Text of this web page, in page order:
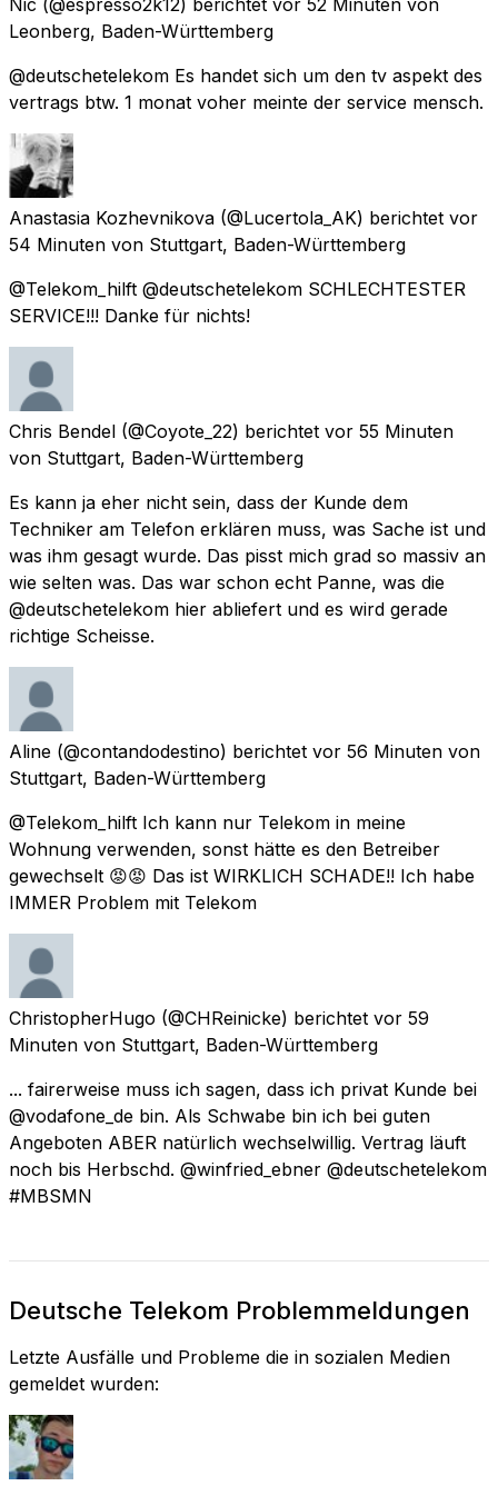
Leonberg, Baden-Württemberg
@deutschetelekom Es handet sich um den tv aspekt des
vertrags btw. 1 monat voher meinte der service mensch.
Anastasia Kozhevnikova (@Lucertola_AK) berichtet vor
54 Minuten von Stuttgart, Baden-Württemberg
@Telekom_hilft @deutschetelekom SCHLECHTESTER
SERVICE!!! Danke für nichts!
Chris Bendel (@Coyote_22) berichtet vor 55 Minuten
von Stuttgart, Baden-Württemberg
Es kann ja eher nicht sein, dass der Kunde dem
Techniker am Telefon erklären muss, was Sache ist und
was ihm gesagt wurde. Das pisst mich grad so massiv an
wie selten was. Das war schon echt Panne, was die
@deutschetelekom hier abliefert und es wird gerade
richtige Scheisse.
Aline (@contandodestino) berichtet vor 56 Minuten von
Stuttgart, Baden-Württemberg
@Telekom_hilft Ich kann nur Telekom in meine
Wohnung verwenden, sonst hätte es den Betreiber
gewechselt 😡😡 Das ist WIRKLICH SCHADE!! Ich habe
IMMER Problem mit Telekom
ChristopherHugo (@CHReinicke) berichtet vor 59
Minuten von Stuttgart, Baden-Württemberg
... fairerweise muss ich sagen, dass ich privat Kunde bei
@vodafone_de bin. Als Schwabe bin ich bei guten
Angeboten ABER natürlich wechselwillig. Vertrag läuft
noch bis Herbschd. @winfried_ebner @deutschetelekom
#MBSMN
Deutsche Telekom Problemmeldungen
Letzte Ausfälle und Probleme die in sozialen Medien
gemeldet wurden: